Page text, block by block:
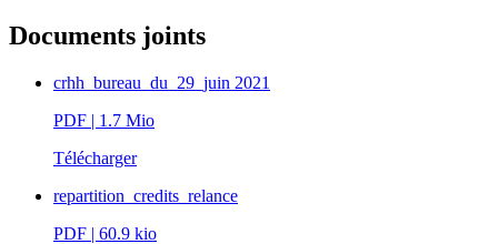
Documents joints
crhh_bureau_du_29_juin 2021
PDF | 1.7 Mio
Télécharger
repartition_credits_relance
PDF | 60.9 kio